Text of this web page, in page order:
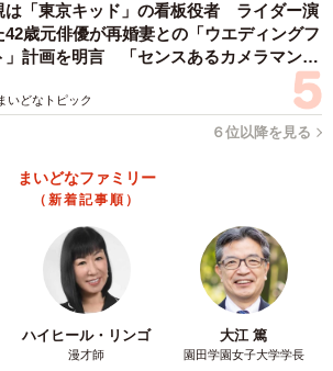
は「東京キッド」の看板役者 ライダー演
42歳元俳優が再婚妻との「ウエディングフ
」計画を明言 「センスあるカメラマン求
いどなトピック
６位以降を見る
まいどなファミリー
（新着記事順）
ハイヒール・リンゴ
漫才師
大江 篤
園田学園女子大学学長